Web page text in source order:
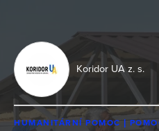
Koridor UA z. s.
HUMANITÁRNÍ POMOC